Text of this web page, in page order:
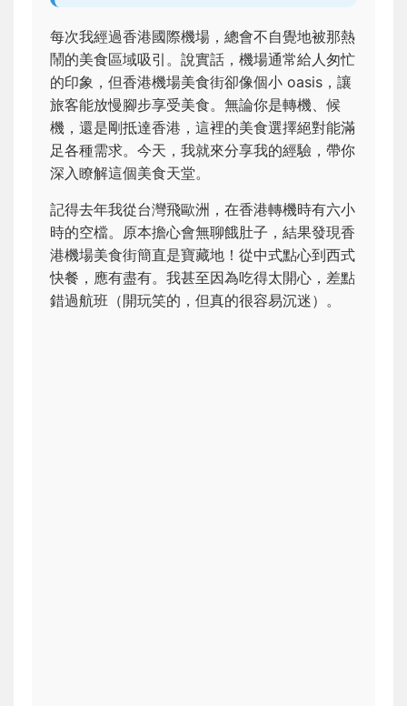
每次我經過香港國際機場，總會不自覺地被那熱
鬧的美食區域吸引。說實話，機場通常給人匆忙
的印象，但香港機場美食街卻像個小 oasis，讓
旅客能放慢腳步享受美食。無論你是轉機、候
機，還是剛抵達香港，這裡的美食選擇絕對能滿
足各種需求。今天，我就來分享我的經驗，帶你
深入瞭解這個美食天堂。
記得去年我從台灣飛歐洲，在香港轉機時有六小
時的空檔。原本擔心會無聊餓肚子，結果發現香
港機場美食街簡直是寶藏地！從中式點心到西式
快餐，應有盡有。我甚至因為吃得太開心，差點
錯過航班（開玩笑的，但真的很容易沉迷）。